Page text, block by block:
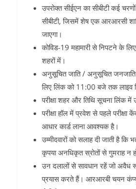
उपरोक्त सीईएन का सीबीटी कई
सीबीटी, जिसमें शेष एक आरआरसी
जाएगा।
कोविड-19 महामारी से निपटने के
शहरों में।
अनुसूचित जाति / अनुसूचित जनजाति
लिए लिंक को 11:00 बजे तक लाइव
परीक्षा शहर और तिथि सूचना लिंक में
परीक्षा हॉल में प्रवेश से पहले परीक्षा
आधार कार्ड लाना आवश्यक है।
उम्मीदवारों को सलाह दी जाती है
कृपया अनधिकृत स्रोतों से गुमराह न
उन दलालों से सावधान रहें जो अवैध
प्रयास करते हैं। आरआरबी चयन